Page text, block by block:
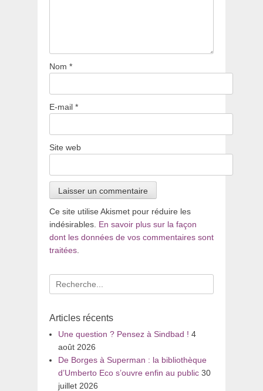
Nom *
E-mail *
Site web
Ce site utilise Akismet pour réduire les
indésirables. En savoir plus sur la façon
dont les données de vos commentaires sont
traitées
Recherche
pour
Articles récents
Une question ? Pensez à Sindbad ! 4
août 2026
De Borges à Superman : la bibliothèque
d’Umberto Eco s’ouvre enfin au public 30
juillet 2026